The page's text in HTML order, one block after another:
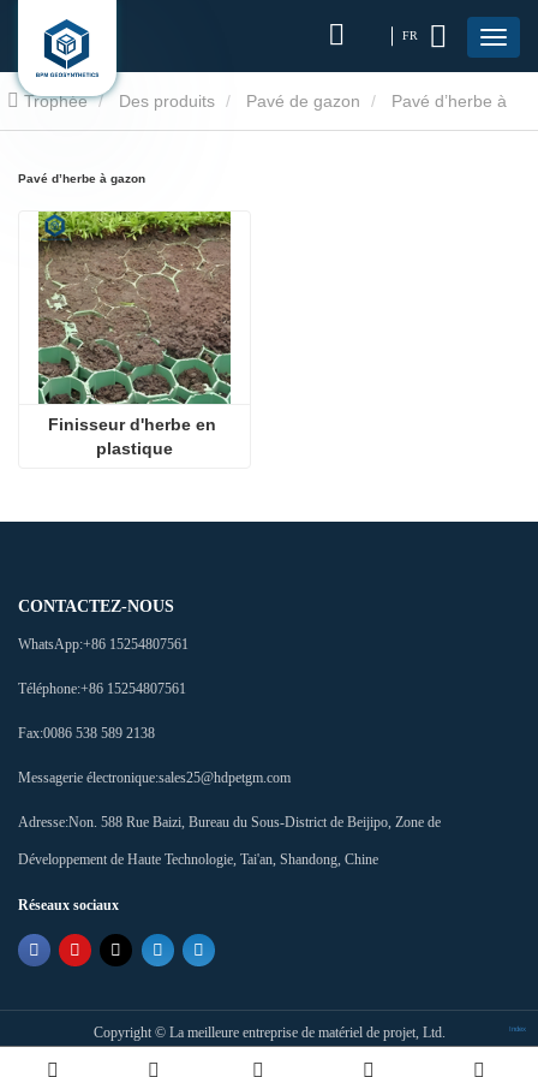
FR
Trophée Des produits Pavé de gazon
Pavé d’herbe à gazon
Finisseur d'herbe en
plastique
CONTACTEZ-NOUS
WhatsApp:+86 15254807561
Téléphone:+86 15254807561
Fax:0086 538 589 2138
Messagerie électronique:sales25@hdpetgm.com
Adresse:Non. 588 Rue Baizi, Bureau du Sous-District de Beijipo, Zone de
Développement de Haute Technologie, Tai'an, Shandong, Chine
Réseaux sociaux
Copyright © La meilleure entreprise de matériel de projet, Ltd. Index